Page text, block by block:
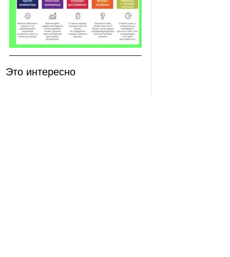
Это интересно